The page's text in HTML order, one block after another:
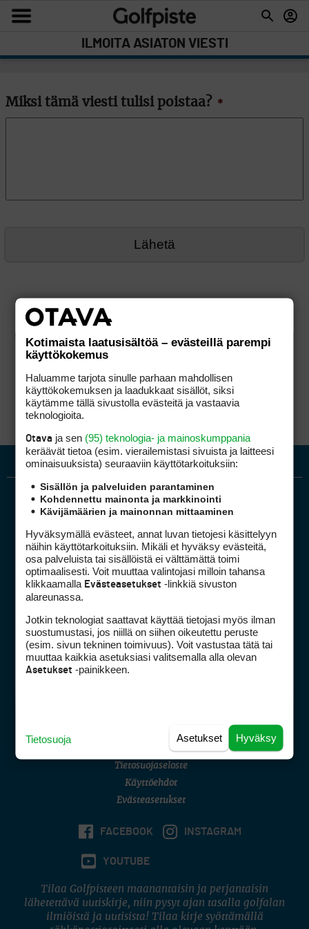
ILMOITA ASIATON VIESTI
Miksi tämä viesti tulisi poistaa? *
Golfpiste mediakortti
Golfpisteen yhteystiedot
DSA avoimuusraportti
Asiakaspalvelu
(digi) digi@otavamedia.fi
Tietosuojaseloste
Käyttöehdot
Evästeasetukset
FACEBOOK INSTAGRAM
YOUTUBE
Tilaa Golfpisteen maanantaisin ja perjantaisin
lähetettävä uutiskirje, niin pysyt ajan tasalla golfalan
ilmiöistä ja uutisista! Tilaa kirje syöttämällä
Kotimaista laatusisältöä – evästeillä parempi
käyttökokemus
Haluamme tarjota sinulle parhaan mahdollisen
käyttökokemuksen ja laadukkaat sisällöt, siksi
käytämme tällä sivustolla evästeitä ja vastaavia
teknologioita.
Otava ja sen (95) teknologia- ja mainoskumppania
keräävät tietoa (esim. vierailemis­tasi sivuista ja laitteesi
ominaisuuk­sista) seuraaviin käyttötarkoituksiin:
Sisällön ja palveluiden parantaminen
Kohdennettu mainonta ja markkinointi
Kävijämäärien ja mainonnan mittaaminen
Hyväksymällä evästeet, annat luvan tietojesi käsittelyyn
näihin käyttötarkoituksiin. Mikäli et hyväksy evästeitä,
osa palveluista tai sisällöistä ei välttämättä toimi
optimaalisesti. Voit muuttaa valintojasi milloin tahansa
klikkaamalla Evästeasetukset -linkkiä sivuston
alareunassa.
Jotkin teknologiat saattavat käyttää tietojasi myös ilman
suostumustasi, jos niillä on siihen oikeutettu peruste
(esim. sivun tekninen toimivuus). Voit vastustaa tätä tai
muuttaa kaikkia asetuksiasi valitsemalla alla olevan
Asetukset -painikkeen.
Hyväksy
Asetukset
Tietosuoja